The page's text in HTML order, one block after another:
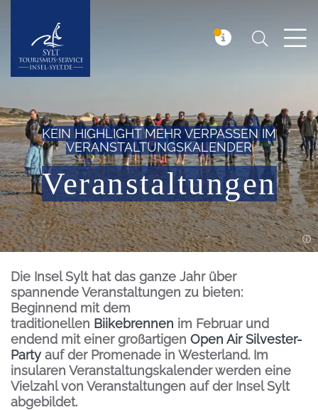
Insel Sylt Suchen
KEIN HIGHLIGHT MEHR VERPASSEN IM
VERANSTALTUNGSKALENDER
Veranstaltungen
Einleitung
Die Insel Sylt hat das ganze Jahr über
spannende Veranstaltungen zu bieten:
Beginnend mit dem
traditionellen Biikebrennen im Februar und
endend mit einer großartigen Open Air Silvester-
Partyauf der Promenade in Westerland. Im
insularen Veranstaltungskalender werden eine
Vielzahl von Veranstaltungen auf der Insel Sylt
abgebildet.